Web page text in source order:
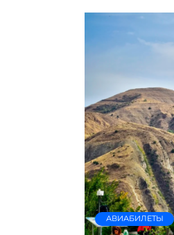
АВИАБИЛЕТЫ